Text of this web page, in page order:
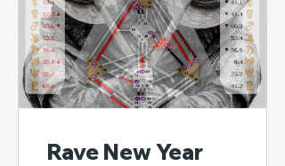
Rave New Year